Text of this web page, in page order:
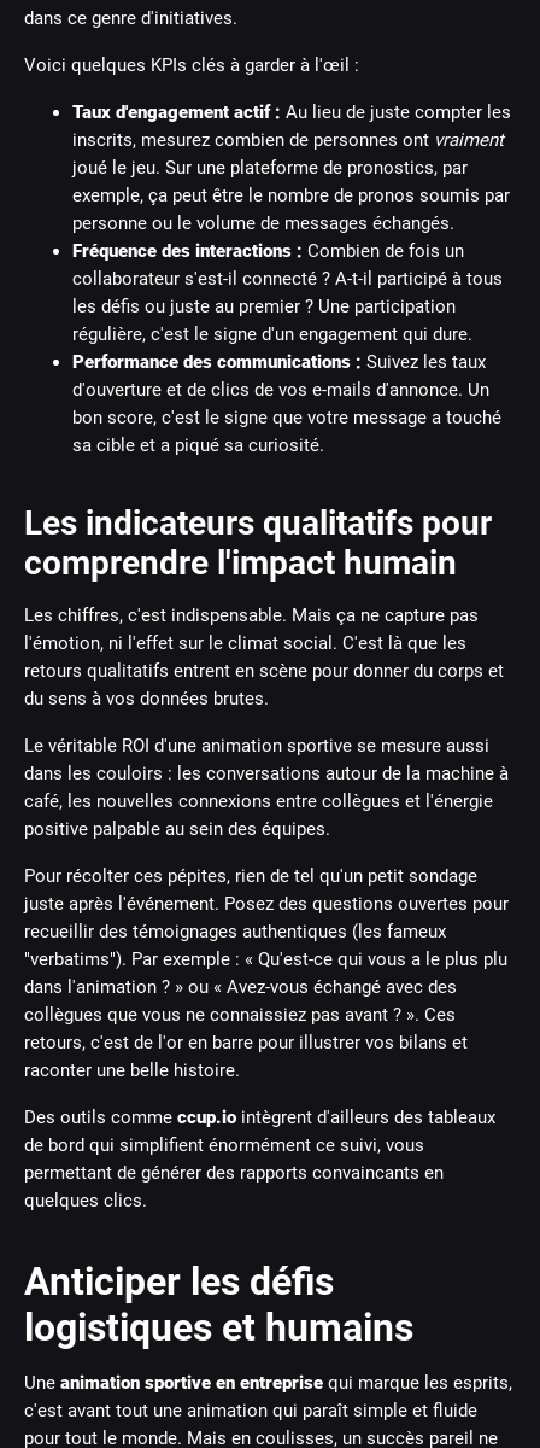
dans ce genre d'initiatives.
Voici quelques KPIs clés à garder à l'œil :
Taux d'engagement actif : Au lieu de juste compter les
inscrits, mesurez combien de personnes ont vraiment
joué le jeu. Sur une plateforme de pronostics, par
exemple, ça peut être le nombre de pronos soumis par
personne ou le volume de messages échangés.
Fréquence des interactions : Combien de fois un
collaborateur s'est-il connecté ? A-t-il participé à tous
les défis ou juste au premier ? Une participation
régulière, c'est le signe d'un engagement qui dure.
Performance des communications : Suivez les taux
d'ouverture et de clics de vos e-mails d'annonce. Un
bon score, c'est le signe que votre message a touché
sa cible et a piqué sa curiosité.
Les indicateurs qualitatifs pour
comprendre l'impact humain
Les chiffres, c'est indispensable. Mais ça ne capture pas
l'émotion, ni l'effet sur le climat social. C'est là que les
retours qualitatifs entrent en scène pour donner du corps et
du sens à vos données brutes.
Le véritable ROI d'une animation sportive se mesure aussi
dans les couloirs : les conversations autour de la machine à
café, les nouvelles connexions entre collègues et l'énergie
positive palpable au sein des équipes.
Pour récolter ces pépites, rien de tel qu'un petit sondage
juste après l'événement. Posez des questions ouvertes pour
recueillir des témoignages authentiques (les fameux
"verbatims"). Par exemple : « Qu'est-ce qui vous a le plus plu
dans l'animation ? » ou « Avez-vous échangé avec des
collègues que vous ne connaissiez pas avant ? ». Ces
retours, c'est de l'or en barre pour illustrer vos bilans et
raconter une belle histoire.
Des outils comme ccup.io intègrent d'ailleurs des tableaux
de bord qui simplifient énormément ce suivi, vous
permettant de générer des rapports convaincants en
quelques clics.
Anticiper les défis
logistiques et humains
Une animation sportive en entreprise qui marque les esprits,
c'est avant tout une animation qui paraît simple et fluide
pour tout le monde. Mais en coulisses, un succès pareil ne